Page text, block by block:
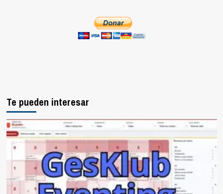
Te pueden interesar